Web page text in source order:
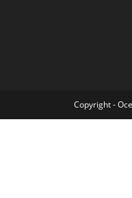
Copyright -